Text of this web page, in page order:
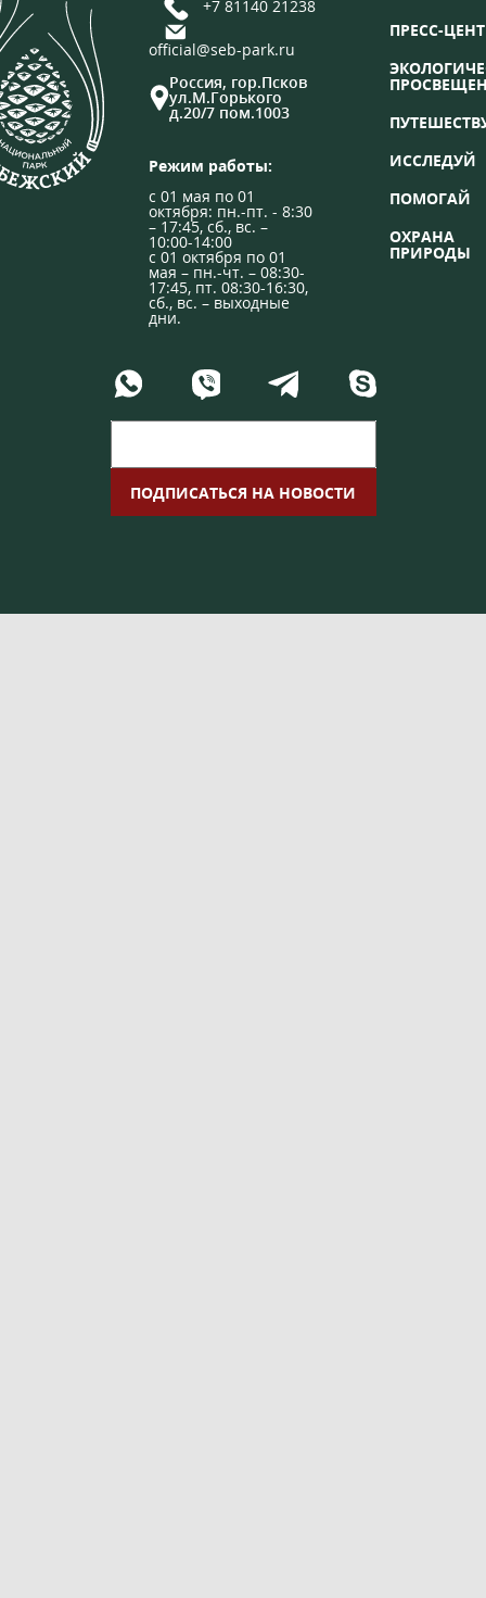
+7 81140 21238
official@seb-park.ru
Россия, гор.Псков
ул.М.Горького
д.20/7 пом.1003
Режим работы:
с 01 мая по 01
октября: пн.-пт. - 8:30
– 17:45, сб., вс. –
10:00-14:00
с 01 октября по 01
мая – пн.-чт. – 08:30-
17:45, пт. 08:30-16:30,
сб., вс. – выходные
дни.
ПРЕСС-
ИССЛЕДУЙ
ПОМОГАЙ
ОХРАНА
ПРИРОДЫ